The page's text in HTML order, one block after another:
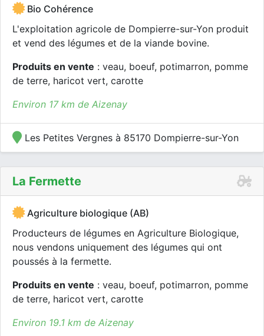
Bio Cohérence
L'exploitation agricole de Dompierre-sur-Yon produit
et vend des légumes et de la viande bovine.
Produits en vente : veau, boeuf, potimarron, pomme
de terre, haricot vert, carotte
Environ 17 km de Aizenay
Les Petites Vergnes à 85170 Dompierre-sur-Yon
La Fermette
Agriculture biologique (AB)
Producteurs de légumes en Agriculture Biologique,
nous vendons uniquement des légumes qui ont
poussés à la fermette.
Produits en vente : veau, boeuf, potimarron, pomme
de terre, haricot vert, carotte
Environ 19.1 km de Aizenay